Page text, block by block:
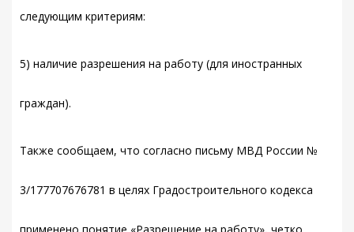
следующим критериям:
5) наличие разрешения на работу (для иностранных
граждан).
Также сообщаем, что согласно письму МВД России №
3/177707676781 в целях Градостроительного кодекса